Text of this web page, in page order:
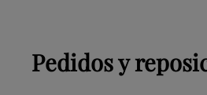
Pedidos y